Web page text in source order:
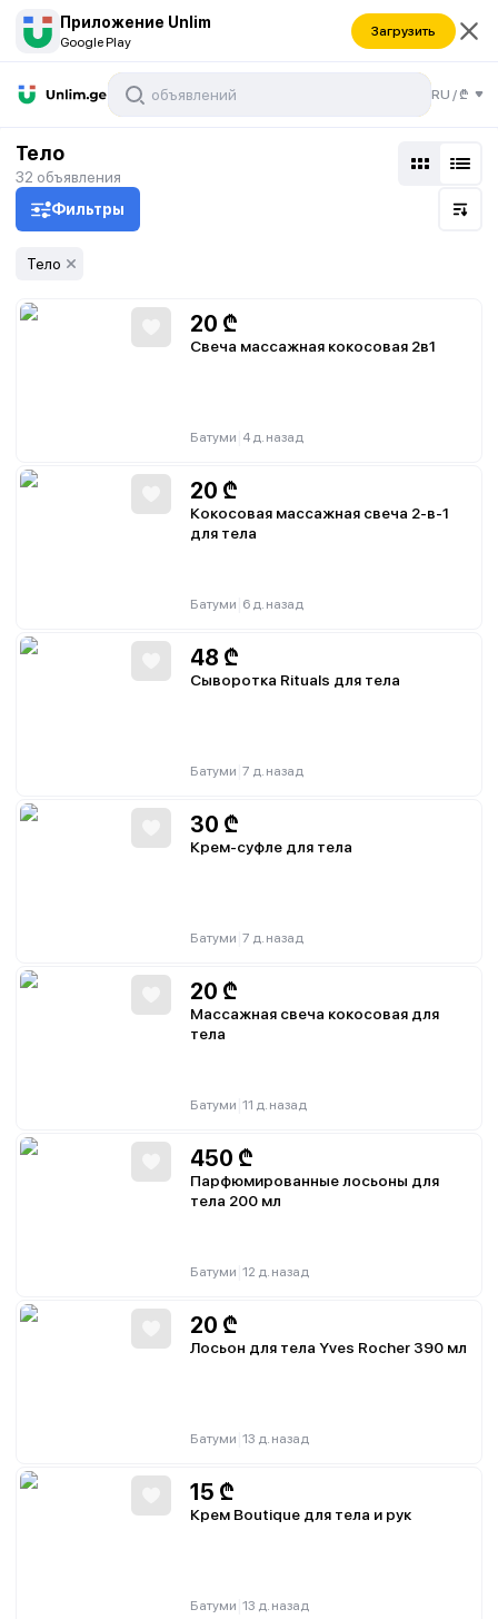
Приложение Unlim
Google Play
Загрузить
RU /₾
Тело
32 объявления
Фильтры
Тело
20 ₾
Свеча массажная кокосовая 2в1
Батуми 4 д. назад
20 ₾
Кокосовая массажная свеча 2-в-1
для тела
Батуми 6 д. назад
48 ₾
Сыворотка Rituals для тела
Батуми 7 д. назад
30 ₾
Крем-суфле для тела
Батуми 7 д. назад
20 ₾
Массажная свеча кокосовая для
тела
Батуми 11 д. назад
450 ₾
Парфюмированные лосьоны для
тела 200 мл
Батуми 12 д. назад
20 ₾
Лосьон для тела Yves Rocher 390 мл
Батуми 13 д. назад
15 ₾
Крем Boutique для тела и рук
Батуми 13 д. назад